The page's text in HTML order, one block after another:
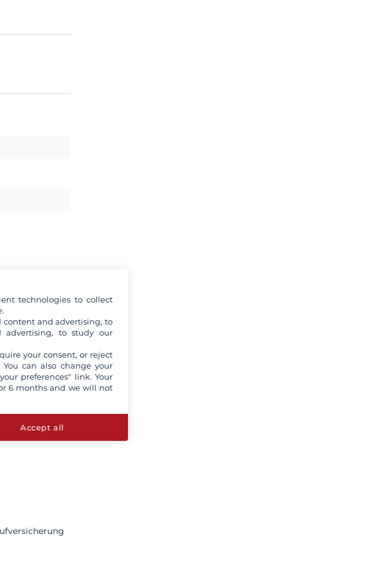
die nicht
technologies to collect
content and advertising, to
advertising, to study our
your consent, or reject
can also change your
preferences" link. Your
6 months and we will not
Accept all